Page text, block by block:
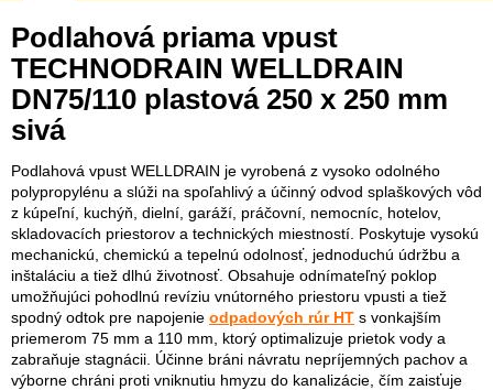
Podlahová priama vpust
TECHNODRAIN WELLDRAIN
DN75/110 plastová 250 x 250 mm
sivá
Podlahová vpust WELLDRAIN je vyrobená z vysoko odolného
polypropylénu a slúži na spoľahlivý a účinný odvod splaškových vôd
z kúpeľní, kuchýň, dielní, garáží, práčovní, nemocníc, hotelov,
skladovacích priestorov a technických miestností. Poskytuje vysokú
mechanickú, chemickú a tepelnú odolnosť, jednoduchú údržbu a
inštaláciu a tiež dlhú životnosť. Obsahuje odnímateľný poklop
umožňujúci pohodlnú revíziu vnútorného priestoru vpusti a tiež
spodný odtok pre napojenie odpadových rúr HT s vonkajším
priemerom 75 mm a 110 mm, ktorý optimalizuje prietok vody a
zabraňuje stagnácii. Účinne bráni návratu nepríjemných pachov a
výborne chráni proti vniknutiu hmyzu do kanalizácie, čím zaisťuje